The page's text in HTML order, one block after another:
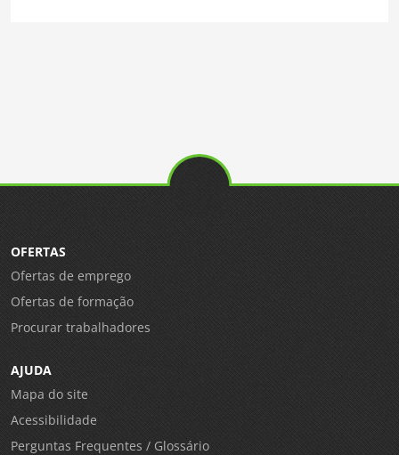
OFERTAS
Ofertas de emprego
Ofertas de formação
Procurar trabalhadores
AJUDA
Mapa do site
Acessibilidade
Perguntas Frequentes / Glossário